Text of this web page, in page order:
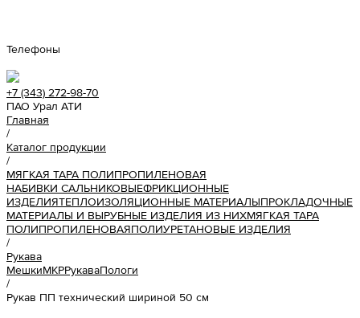
Телефоны
+7 (343) 272-98-70
ПАО Урал АТИ
Главная
/
Каталог продукции
/
МЯГКАЯ ТАРА ПОЛИПРОПИЛЕНОВАЯ
НАБИВКИ САЛЬНИКОВЫЕФРИКЦИОННЫЕ
ИЗДЕЛИЯТЕПЛОИЗОЛЯЦИОННЫЕ МАТЕРИАЛЫПРОКЛАДОЧНЫЕ
МАТЕРИАЛЫ И ВЫРУБНЫЕ ИЗДЕЛИЯ ИЗ НИХМЯГКАЯ ТАРА
ПОЛИПРОПИЛЕНОВАЯПОЛИУРЕТАНОВЫЕ ИЗДЕЛИЯ
/
Рукава
МешкиМКРРукаваПологи
/
Рукав ПП технический шириной 50 см